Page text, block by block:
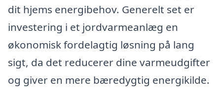
dit hjems energibehov. Generelt set er
investering i et jordvarmeanlæg en
økonomisk fordelagtig løsning på lang
sigt, da det reducerer dine varmeudgifter
og giver en mere bæredygtig energikilde.